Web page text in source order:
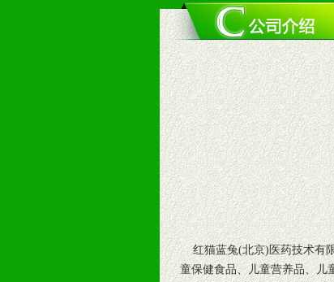
红猫蓝兔(北京)医药技术有限
童保健食品、儿童营养品、儿